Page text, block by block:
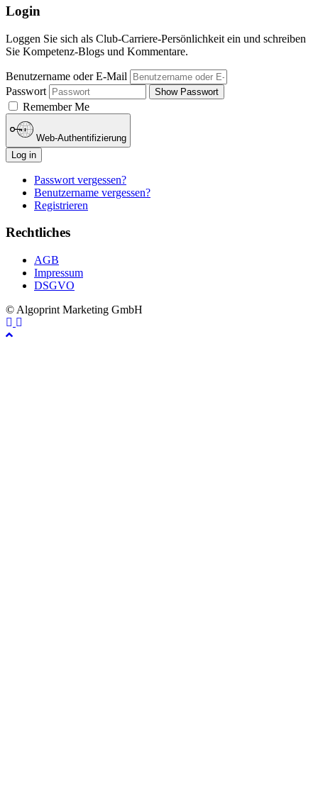
Login
Loggen Sie sich als Club-Carriere-Persönlichkeit ein und schreiben
Sie Kompetenz-Blogs und Kommentare.
Benutzername oder E-Mail
Passwort
Show Passwort
Remember Me
Web-Authentifizierung
Log in
Passwort vergessen?
Benutzername vergessen?
Registrieren
Rechtliches
AGB
Impressum
DSGVO
© Algoprint Marketing GmbH